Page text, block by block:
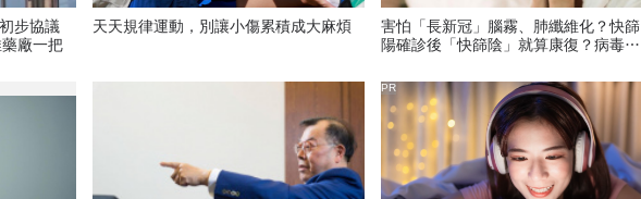
初步協議
廠一把
天天規律運動，別讓小傷累積成大麻煩
害怕「長新冠」腦霧、肺纖維化？快篩
陽確診後「快篩陰」就算康復？病毒仍
PR